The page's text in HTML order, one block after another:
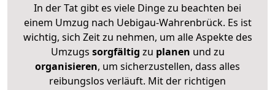
In der Tat gibt es viele Dinge zu beachten bei
einem Umzug nach Uebigau-Wahrenbrück. Es ist
wichtig, sich Zeit zu nehmen, um alle Aspekte des
Umzugs sorgfältig zu planen und zu
organisieren, um sicherzustellen, dass alles
reibungslos verläuft. Mit der richtigen